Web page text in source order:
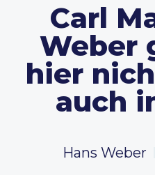
Carl
Weber
hier
auch
Hans Weber